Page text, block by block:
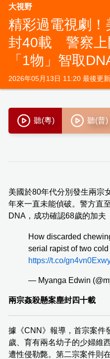
大視野
精彩過電視劇
封40載 警察上
「1物」智取
2026年05月13日 11:20 最後更
美國於80年代分別發生兩宗
年來一直未能偵破。警方直
DNA，成功確認68歲的加夫
How discarded
serial rapist of two
https://t.co/
— Myanga Edwin
兩宗姦殺懸案塵封四十載
據《CNN》報導，首宗案件
歲、育有兩名幼子的少婦維
遭性侵勒斃。第二宗案件則